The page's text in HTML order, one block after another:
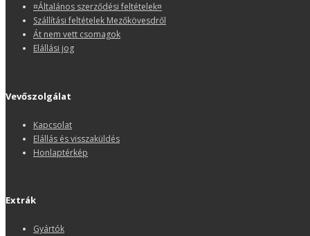
¤Általános szerződési feltételek¤
Szállítási feltételek Mezőkövesdről
Át nem vett csomagok
Elállási jog
Vevőszolgálat
Kapcsolat
Elállás és visszaküldés
Honlaptérkép
Extrák
Gyártók